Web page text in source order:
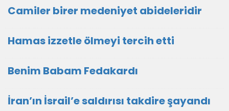
Camiler birer medeniyet abideleridir
Hamas izzetle ölmeyi tercih etti
Benim Babam Fedakardı
İran’ın İsrail’e saldırısı takdire şayandı